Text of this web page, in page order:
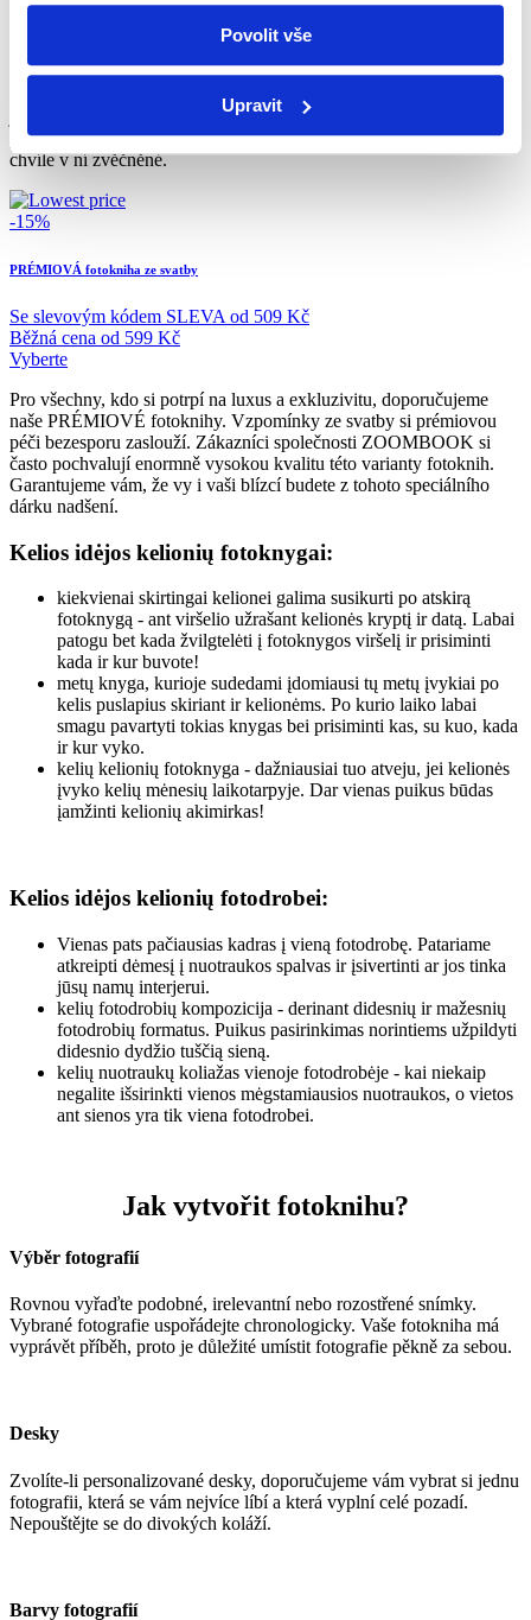
Povolit vše
Upravit
Přetavte vzpomínky ze svého velkého dne do jedinečné fotoknihy.
nebudete chtít jinak. Můžeme vám slíbit, že se bude jednat o
nejčtenější knihu ve vaší domácnosti. Fotokniha vypadá elegantně a
je perfektním dárkem, kterým můžete potěšit sami sebe, své rodiče,
prarodiče, kmotry či kohokoli jiného, komu udělají radost svatební
chvíle v ní zvěčněné.
-15%
PRÉMIOVÁ fotokniha ze svatby
Se slevovým kódem SLEVA od 509 Kč
Běžná cena od 599 Kč
Vyberte
Pro všechny, kdo si potrpí na luxus a exkluzivitu, doporučujeme
naše PRÉMIOVÉ fotoknihy. Vzpomínky ze svatby si prémiovou
péči bezesporu zaslouží. Zákazníci společnosti ZOOMBOOK si
často pochvalují enormně vysokou kvalitu této varianty fotoknih.
Garantujeme vám, že vy i vaši blízcí budete z tohoto speciálního
dárku nadšení.
Kelios idėjos kelionių fotoknygai:
kiekvienai skirtingai kelionei galima susikurti po atskirą
fotoknygą - ant viršelio užrašant kelionės kryptį ir datą. Labai
patogu bet kada žvilgtelėti į fotoknygos viršelį ir prisiminti
kada ir kur buvote!
metų knyga, kurioje sudedami įdomiausi tų metų įvykiai po
kelis puslapius skiriant ir kelionėms. Po kurio laiko labai
smagu pavartyti tokias knygas bei prisiminti kas, su kuo, kada
ir kur vyko.
kelių kelionių fotoknyga - dažniausiai tuo atveju, jei kelionės
įvyko kelių mėnesių laikotarpyje. Dar vienas puikus būdas
įamžinti kelionių akimirkas!
Kelios idėjos kelionių fotodrobei:
Vienas pats pačiausias kadras į vieną fotodrobę. Patariame
atkreipti dėmesį į nuotraukos spalvas ir įsivertinti ar jos tinka
jūsų namų interjerui.
kelių fotodrobių kompozicija - derinant didesnių ir mažesnių
fotodrobių formatus. Puikus pasirinkimas norintiems užpildyti
didesnio dydžio tuščią sieną.
kelių nuotraukų koliažas vienoje fotodrobėje - kai niekaip
negalite išsirinkti vienos mėgstamiausios nuotraukos, o vietos
ant sienos yra tik viena fotodrobei.
Jak vytvořit fotoknihu?
Výběr fotografií
Rovnou vyřaďte podobné, irelevantní nebo rozostřené snímky.
Vybrané fotografie uspořádejte chronologicky. Vaše fotokniha má
vyprávět příběh, proto je důležité umístit fotografie pěkně za sebou.
Desky
Zvolíte-li personalizované desky, doporučujeme vám vybrat si jednu
fotografii, která se vám nejvíce líbí a která vyplní celé pozadí.
Nepouštějte se do divokých koláží.
Barvy fotografií